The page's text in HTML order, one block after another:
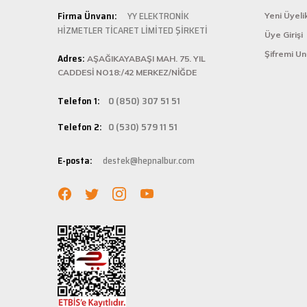
ü... ş... | 22/01/2025
Deneyimini Paylaş
Kolay
istediğiniz
bilgilere
Hızlı
adresinize
Firma Ünvanı:
YY ELEKTRONİK
HİZMETLER TİCARET LİMİTED ŞİRKETİ
Adres: AŞAĞIKAYABAŞI MAH. 75. YIL
CADDESİ NO18:/42 MERKEZ/NİĞDE
Telefon 1: 0 (850) 307 51 51
Telefon 2: 0 (530) 579 11 51
E-posta: destek@hepnalbur.com
Yeni
Üye Girişi
Şifremi